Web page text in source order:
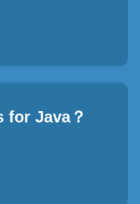
for Java？